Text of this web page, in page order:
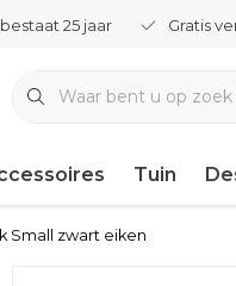
25 jaar Gratis
Tuin
Small zwart eiken